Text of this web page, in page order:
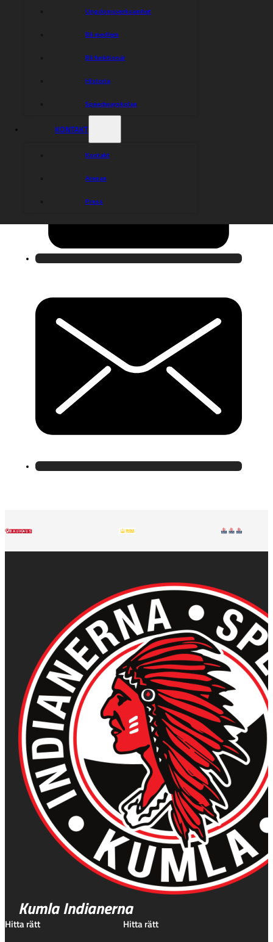
Ungdomsverksamhet
Bli medlem
Bli funktionär
Historia
Speedwayskolan
KONTAKT
Kontakt
Arenan
Press
Kumla Indianerna
Hitta rätt Hitta rätt